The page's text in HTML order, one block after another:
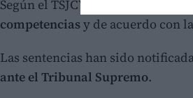
Según el TSJCV, tanto el
competenciasy de acuerdo con la
Las sentencias han sido
ante el Tribunal Supremo.